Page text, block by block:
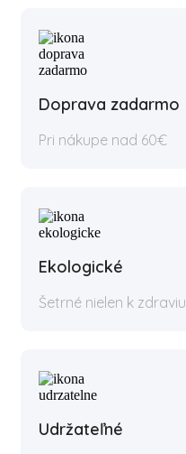
Doprava zadarmo
Pri nákupe nad 60€
Ekologické
Šetrné nielen k zdraviu
Udržateľné